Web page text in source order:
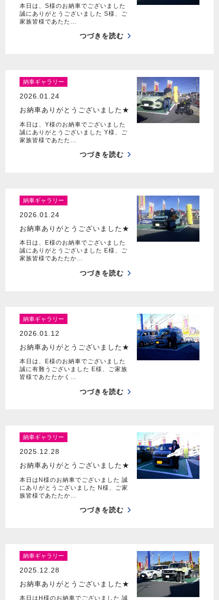
本日は、S様のお納車でございました
誠にありがとうございました S様、ご
家族皆様であたた…
つづきを読む
納車ギャラリー
2026.01.24
お納車ありがとうございました★
本日は、Y様のお納車でございました
誠にありがとうございました Y様、ご
家族皆様であたた…
つづきを読む
納車ギャラリー
2026.01.24
お納車ありがとうございました★
本日は、E様のお納車でございました
誠にありがとうございました E様、ご
家族皆様であたたか…
つづきを読む
納車ギャラリー
2026.01.12
お納車ありがとうございました★
本日は、E様のお納車でございました
誠に有難うございました E様、ご家族
皆様であたたかく…
つづきを読む
納車ギャラリー
2025.12.28
お納車ありがとうございました★
本日はN様のお納車でございました 誠
にありがとうございました N様、ご家
族皆様であたたか…
つづきを読む
納車ギャラリー
2025.12.28
お納車ありがとうございました★
本日はH様のお納車でございました 誠